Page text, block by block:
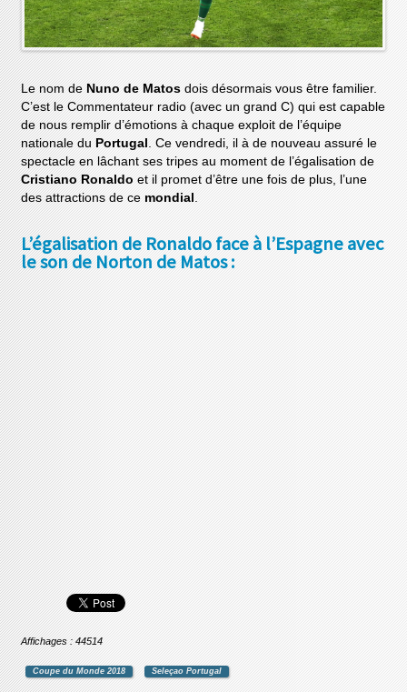
Le nom de Nuno de Matos dois désormais vous être familier.
C’est le Commentateur radio (avec un grand C) qui est capable
de nous remplir d’émotions à chaque exploit de l’équipe
nationale du Portugal . Ce vendredi, il à de nouveau assuré le
spectacle en lâchant ses tripes au moment de l’égalisation de
Cristiano Ronaldo et il promet d’être une fois de plus, l’une
des attractions de ce mondial .
L’égalisation de Ronaldo face à l’Espagne avec
le son de Norton de Matos :
Affichages : 44514
Coupe du Monde 2018 Seleçao Portugal